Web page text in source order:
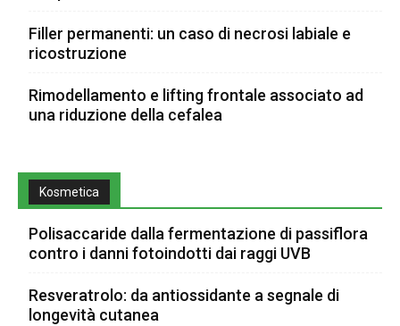
Filler permanenti: un caso di necrosi labiale e
ricostruzione
Rimodellamento e lifting frontale associato ad
una riduzione della cefalea
Kosmetica
Polisaccaride dalla fermentazione di passiflora
contro i danni fotoindotti dai raggi UVB
Resveratrolo: da antiossidante a segnale di
longevità cutanea